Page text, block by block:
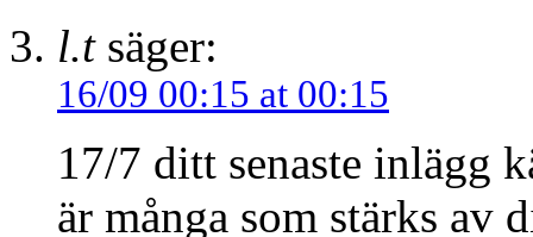
l.tsäger:
16/09 00:15 at 00:15
17/7 ditt senaste inlägg
är många som stärks av